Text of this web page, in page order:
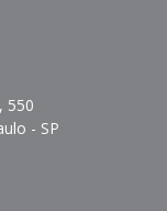
550
- SP